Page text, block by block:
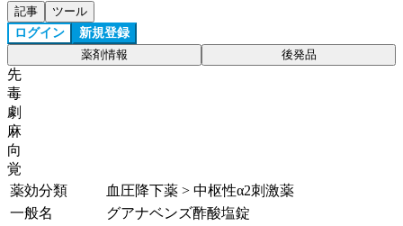
記事 ツール
ログイン 新規登録
薬剤情報 後発品
先
毒
劇
麻
向
覚
薬効分類
血圧降下薬 > 中枢性α2刺激薬
一般名
グアナベンズ酢酸塩錠